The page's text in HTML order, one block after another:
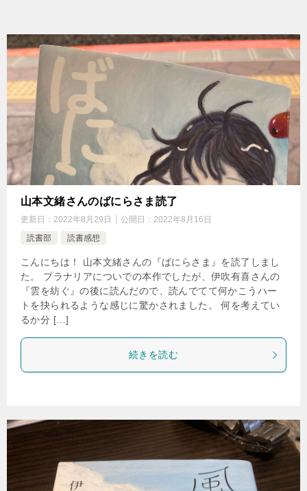
山本文緒さんのばにらさま読了
更新日： 2022年8月29日 公開日： 2022年8月16日
読書部
読書感想
こんにちは！ 山本文緒さんの『ばにらさま』を読了しまし
た。 プラナリアについでの本作でしたが、伊吹有喜さんの
『雲を紡ぐ』の後に読んだので、読んでてて何かこうハー
トを抉られるような感じに驚かされました。 何を考えてい
るか分 […]
続きを読む